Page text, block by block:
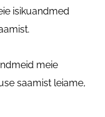
isikuandmed
meie
saamist leiame,